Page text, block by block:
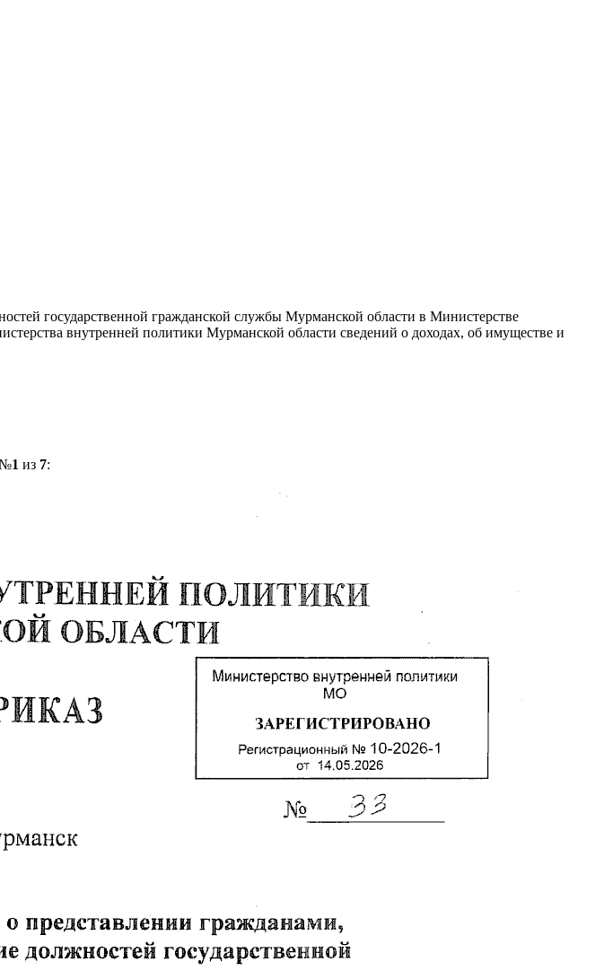
государственной гражданской службы Мурманской области в Министерстве
внутренней политики Мурманской области сведений о доходах, об имуществе и
№1 из 7: